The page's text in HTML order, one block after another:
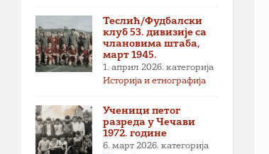
Теслић/Фудбалски
клуб 53. дивизије са
члановима штаба,
март 1945.
1. април 2026. категорија
Историја и етнографија
Ученици петог
разреда у Чечави
1972. године
6. март 2026. категорија